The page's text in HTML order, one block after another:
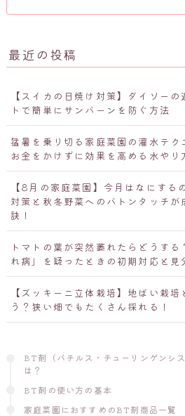
最近の投稿
【スイカの日焼け対策】ダイソーの
トで簡単にサンバーンを防ぐ方法
猛暑を乗り切る家庭菜園の灌水テク
お金をかけずに効果を高める水やり
【8月の家庭菜園】今月はなにする
対策と秋冬野菜へのバトンタッチが
訣！
トマトの葉が突然萎れたらどうする
れ病」を疑ったときの初期対応と見
【ズッキーニ立体栽培】地ばい栽培
う？狭い畑でもたくさん採れる！
BT剤（バチルス・チューリンゲンシ
は？
BT剤の使い方の基本
家庭菜園におすすめのBT剤商品一覧